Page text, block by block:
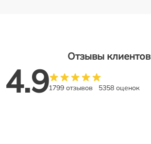
Отзывы клиентов
4.91799 отзывов 5358 оценок